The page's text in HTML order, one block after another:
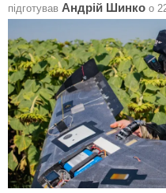
підготував Андрій Шинко о